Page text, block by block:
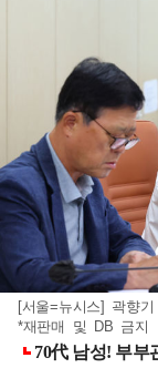
[서울=뉴시스] 곽향
*재판매 및 DB 금지